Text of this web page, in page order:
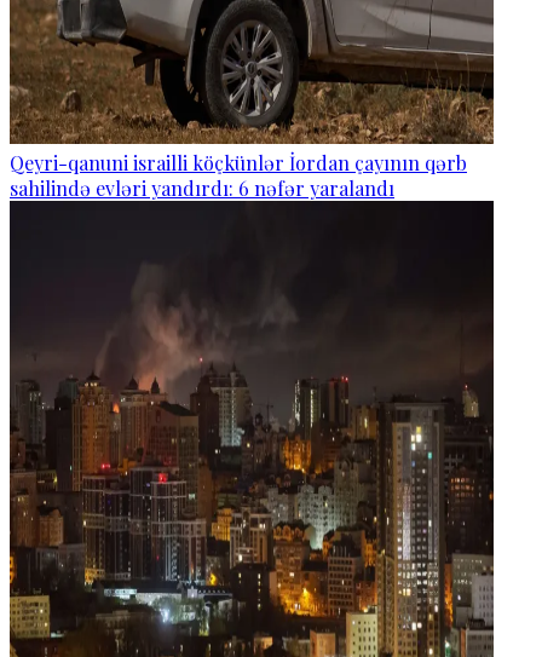
Qeyri-qanuni israilli köçkünlər İordan çayının qərb
sahilində evləri yandırdı: 6 nəfər yaralandı